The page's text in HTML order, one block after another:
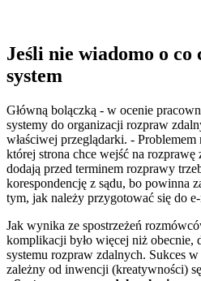
Jeśli nie wiadomo o co
system
Główną bolączką - w ocenie
systemy do organizacji rozpraw
właściwej przeglądarki. -
której strona chce wejść na
dodają przed terminem rozprawy
korespondencję z sądu, bo powinna
tym, jak należy przygotować się do
Jak wynika ze spostrzeżeń
komplikacji było więcej niż obecnie,
systemu rozpraw zdalnych. Sukces
zależny od inwencji (kreatywności)